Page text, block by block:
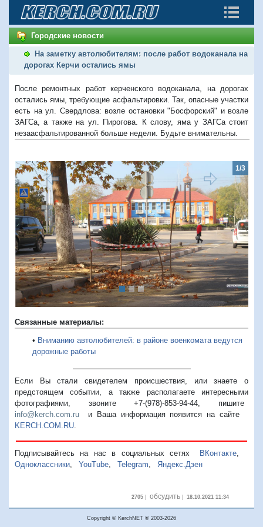
Городские новости
На заметку автолюбителям: после работ водоканала на
дорогах Керчи остались ямы
После ремонтных работ керченского водоканала, на дорогах
остались ямы, требующие асфальтировки. Так, опасные участки
есть на ул. Свердлова: возле остановки "Босфорский" и возле
ЗАГСа, а также на ул. Пирогова. К слову, яма у ЗАГСа стоит
незаасфальтированной больше недели. Будьте внимательны.
1/3
Предыдущий
Связанные материалы:
• Вниманию автолюбителей: в районе военкомата ведутся
дорожные работы
Если Вы стали свидетелем происшествия, или знаете о
предстоящем событии, а также располагаете интересными
фотографиями, звоните +7-(978)-853-94-44, пишите
info@kerch.com.ru и Ваша информация появится на сайте
KERCH.COM.RU.
Подписывайтесь на нас в социальных сетях ВКонтакте,
Одноклассники, YouTube, Telegram, Яндекс.Дзен
2705| обсудить| 18.10.2021 11:34
Copyright © KerchNET ® 2003-2026